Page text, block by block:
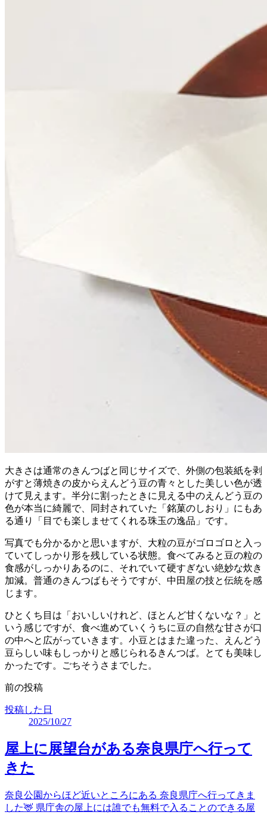
大きさは通常のきんつばと同じサイズで、外側の包装紙を剥
がすと薄焼きの皮からえんどう豆の青々とした美しい色が透
けて見えます。半分に割ったときに見える中のえんどう豆の
色が本当に綺麗で、同封されていた「銘菓のしおり」にもあ
る通り「目でも楽しませてくれる珠玉の逸品」です。
写真でも分かるかと思いますが、大粒の豆がゴロゴロと入っ
ていてしっかり形を残している状態。食べてみると豆の粒の
食感がしっかりあるのに、それでいて硬すぎない絶妙な炊き
加減。普通のきんつばもそうですが、中田屋の技と伝統を感
じます。
ひとくち目は「おいしいけれど、ほとんど甘くないな？」と
いう感じですが、食べ進めていくうちに豆の自然な甘さが口
の中へと広がっていきます。小豆とはまた違った、えんどう
豆らしい味もしっかりと感じられるきんつば。とても美味し
かったです。ごちそうさまでした。
前の投稿
投稿した日
2025/10/27
屋上に展望台がある奈良県庁へ行って
きた
奈良公園からほど近いところにある 奈良県庁へ行ってきま
した🦌 県庁舎の屋上には誰でも無料で入ることのできる屋